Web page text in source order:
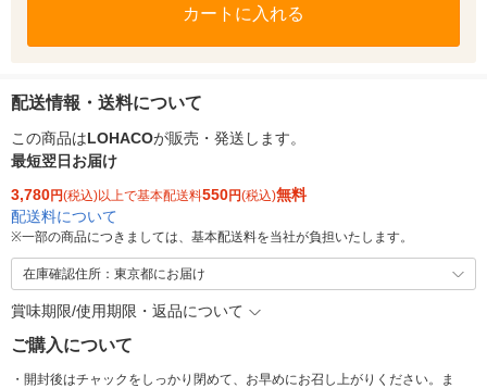
カートに入れる
配送情報・送料について
この商品はLOHACOが販売・発送します。
最短翌日お届け
3,780円(税込)以上で基本配送料550円(税込)無料
配送料について
※一部の商品につきましては、基本配送料を当社が負担いたします。
在庫確認住所：東京都にお届け
賞味期限/使用期限・返品について
ご購入について
・開封後はチャックをしっかり閉めて、お早めにお召し上がりください。ま